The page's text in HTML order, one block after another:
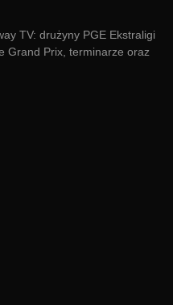
TV: drużyny PGE Ekstraligi
Grand Prix, terminarze oraz